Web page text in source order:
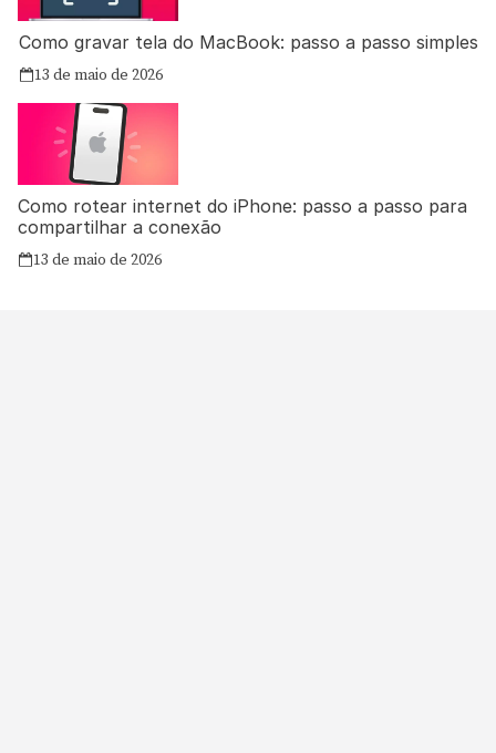
Como gravar tela do MacBook: passo a passo simples
13 de maio de 2026
Como rotear internet do iPhone: passo a passo para
compartilhar a conexão
13 de maio de 2026